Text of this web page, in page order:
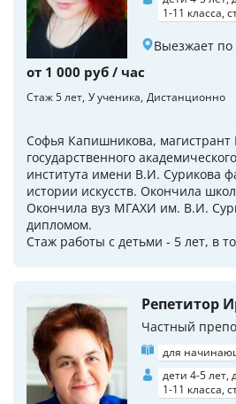
1-11 класса,
Выезжает по
от 1 000 руб / час
Стаж 5 лет У ученика Дистанционно
Софья Капишникова, магистрант
государственного
института имени В.И. Сурикова
истории искусств. Окончила
Окончила вуз МГАХИ им. В.И.
дипломом.
Стаж работы с детьми - 5 лет, в
Репетитор
Частный
для
дети 4-5 лет,
1-11 класса,